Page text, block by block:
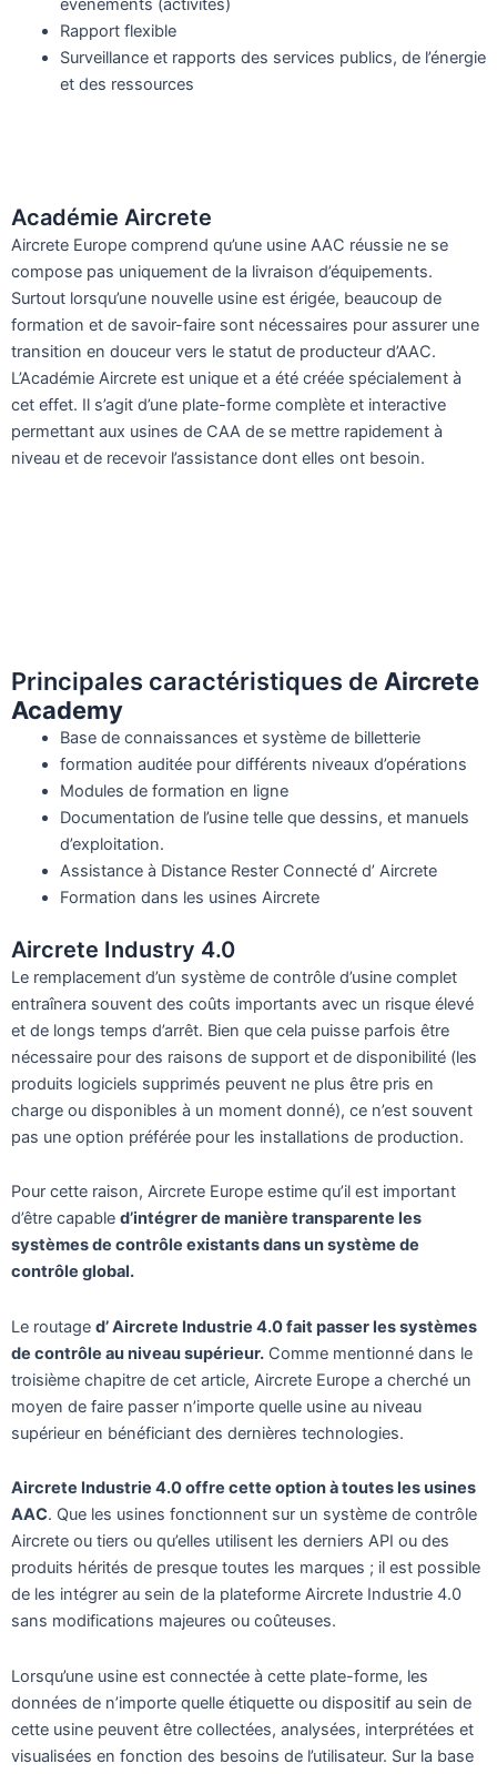
événements (activités)
Rapport flexible
Surveillance et rapports des services publics, de l’énergie
et des ressources
Académie Aircrete
Aircrete Europe comprend qu’une usine AAC réussie ne se
compose pas uniquement de la livraison d’équipements.
Surtout lorsqu’une nouvelle usine est érigée, beaucoup de
formation et de savoir-faire sont nécessaires pour assurer une
transition en douceur vers le statut de producteur d’AAC.
L’Académie Aircrete est unique et a été créée spécialement à
cet effet. Il s’agit d’une plate-forme complète et interactive
permettant aux usines de CAA de se mettre rapidement à
niveau et de recevoir l’assistance dont elles ont besoin.
Principales caractéristiques de Aircrete
Academy
Base de connaissances et système de billetterie
formation auditée pour différents niveaux d’opérations
Modules de formation en ligne
Documentation de l’usine telle que dessins, et manuels
d’exploitation.
Assistance à Distance Rester Connecté d’ Aircrete
Formation dans les usines Aircrete
Aircrete Industry 4.0
Le remplacement d’un système de contrôle d’usine complet
entraînera souvent des coûts importants avec un risque élevé
et de longs temps d’arrêt. Bien que cela puisse parfois être
nécessaire pour des raisons de support et de disponibilité (les
produits logiciels supprimés peuvent ne plus être pris en
charge ou disponibles à un moment donné), ce n’est souvent
pas une option préférée pour les installations de production.
Pour cette raison, Aircrete Europe estime qu’il est important
d’être capable d’intégrer de manière transparente les
systèmes de contrôle existants dans un système de
contrôle global.
Le routage d’ Aircrete Industrie 4.0 fait passer les systèmes
de contrôle au niveau supérieur. Comme mentionné dans le
troisième chapitre de cet article, Aircrete Europe a cherché un
moyen de faire passer n’importe quelle usine au niveau
supérieur en bénéficiant des dernières technologies.
Aircrete Industrie 4.0 offre cette option à toutes les usines
AAC. Que les usines fonctionnent sur un système de contrôle
Aircrete ou tiers ou qu’elles utilisent les derniers API ou des
produits hérités de presque toutes les marques ; il est possible
de les intégrer au sein de la plateforme Aircrete Industrie 4.0
sans modifications majeures ou coûteuses.
Lorsqu’une usine est connectée à cette plate-forme, les
données de n’importe quelle étiquette ou dispositif au sein de
cette usine peuvent être collectées, analysées, interprétées et
visualisées en fonction des besoins de l’utilisateur. Sur la base